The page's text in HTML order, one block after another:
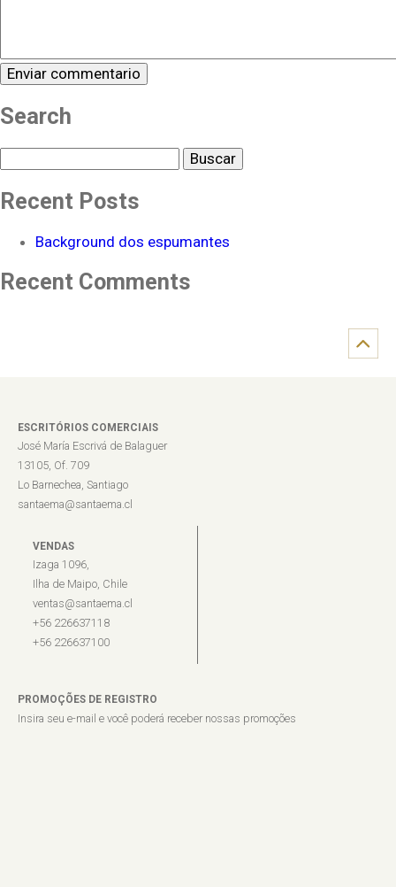
Search
Recent Posts
Background dos espumantes
Recent Comments
ESCRITÓRIOS COMERCIAIS
José María Escrivá de Balaguer
13105, Of. 709
Lo Barnechea, Santiago
santaema@santaema.cl
VENDAS
Izaga 1096,
Ilha de Maipo, Chile
ventas@santaema.cl
+56 226637118
+56 226637100
PROMOÇÕES DE REGISTRO
Insira seu e-mail e você poderá receber nossas promoções